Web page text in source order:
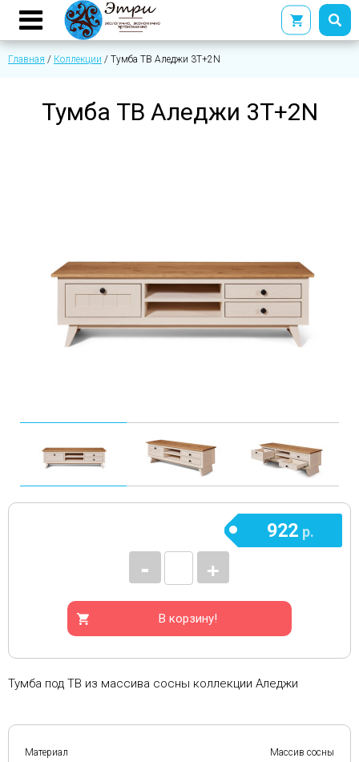
Главная / Коллекции / Тумба ТВ Аледжи 3Т+2N
Тумба ТВ Аледжи 3Т+2N
+
-
922 р.
В корзину!
Тумба под ТВ из массива сосны коллекции Аледжи
Материал Массив сосны